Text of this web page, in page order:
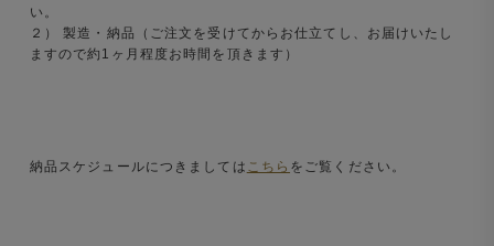
い。
２） 製造・納品（ご注文を受けてからお仕立てし、お届けいたし
ますので約1ヶ月程度お時間を頂きます）
納品スケジュールにつきましては こちら をご覧ください。